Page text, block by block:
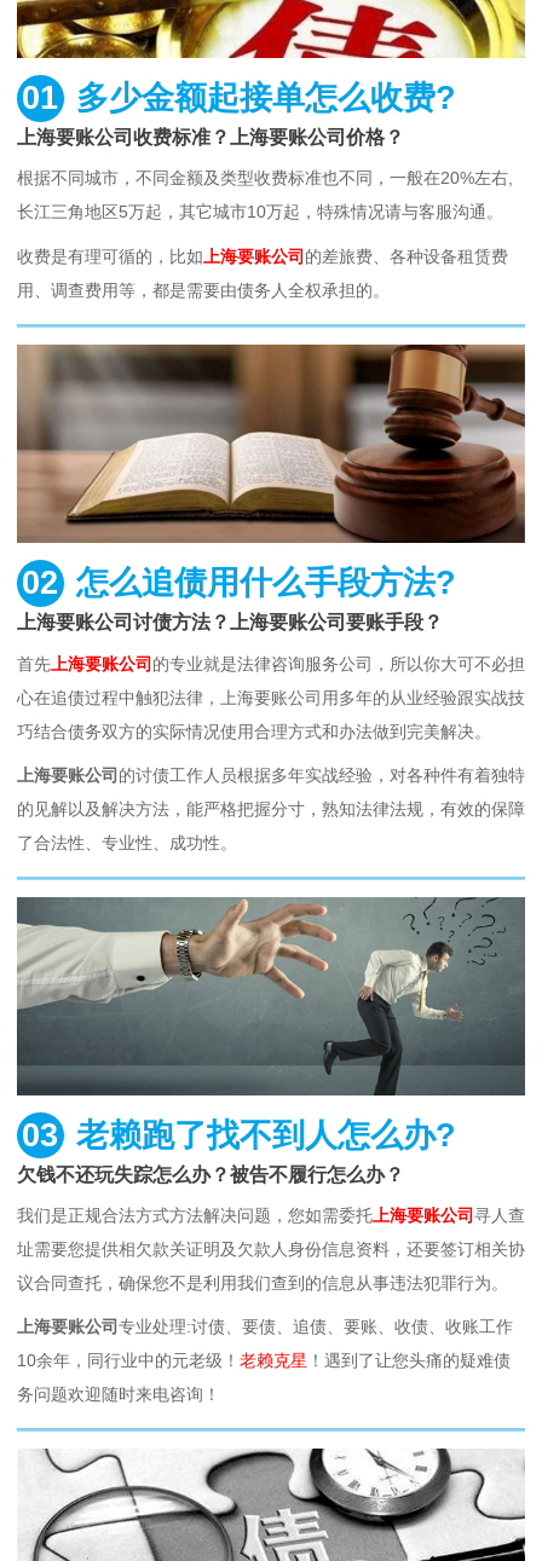
01 多少金额起接单怎么收费?
上海要账公司收费标准？上海要账公司价格？
根据不同城市，不同金额及类型收费标准也不同，一般在20%左右,
长江三角地区5万起，其它城市10万起，特殊情况请与客服沟通。
收费是有理可循的，比如 上海要账公司 的差旅费、各种设备租赁费
用、调查费用等，都是需要由债务人全权承担的。
02 怎么追债用什么手段方法?
上海要账公司讨债方法？上海要账公司要账手段？
首先 上海要账公司的专业就是法律咨询服务公司，所以你大可不必担
心在追债过程中触犯法律，上海要账公司用多年的从业经验跟实战技
巧结合债务双方的实际情况使用合理方式和办法做到完美解决。
上海要账公司 的讨债工作人员根据多年实战经验，对各种件有着独特
的见解以及解决方法，能严格把握分寸，熟知法律法规，有效的保障
了合法性、专业性、成功性。
03 老赖跑了找不到人怎么办?
欠钱不还玩失踪怎么办？被告不履行怎么办？
我们是正规合法方式方法解决问题，您如需委托 上海要账公司寻人查
址需要您提供相欠款关证明及欠款人身份信息资料，还要签订相关协
议合同查托，确保您不是利用我们查到的信息从事违法犯罪行为。
上海要账公司专业处理:讨债、要债、追债、要账、收债、收账工作
10余年，同行业中的元老级！ 老赖克星 ！遇到了让您头痛的疑难债
务问题欢迎随时来电咨询！